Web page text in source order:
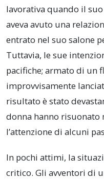
lavorativa quando il
aveva avuto una
entrato nel suo salone
Tuttavia, le sue
pacifiche; armato di un
improvvisamente
risultato è stato
donna hanno risuonato
l’attenzione di alcuni
In pochi attimi, la
critico. Gli avventori di